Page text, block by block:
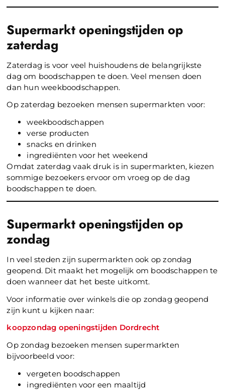
Supermarkt openingstijden op
zaterdag
Zaterdag is voor veel huishoudens de belangrijkste
dag om boodschappen te doen. Veel mensen doen
dan hun weekboodschappen.
Op zaterdag bezoeken mensen supermarkten voor:
weekboodschappen
verse producten
snacks en drinken
ingrediënten voor het weekend
Omdat zaterdag vaak druk is in supermarkten, kiezen
sommige bezoekers ervoor om vroeg op de dag
boodschappen te doen.
Supermarkt openingstijden op
zondag
In veel steden zijn supermarkten ook op zondag
geopend. Dit maakt het mogelijk om boodschappen te
doen wanneer dat het beste uitkomt.
Voor informatie over winkels die op zondag geopend
zijn kunt u kijken naar:
koopzondag openingstijden Dordrecht
Op zondag bezoeken mensen supermarkten
bijvoorbeeld voor:
vergeten boodschappen
ingrediënten voor een maaltijd